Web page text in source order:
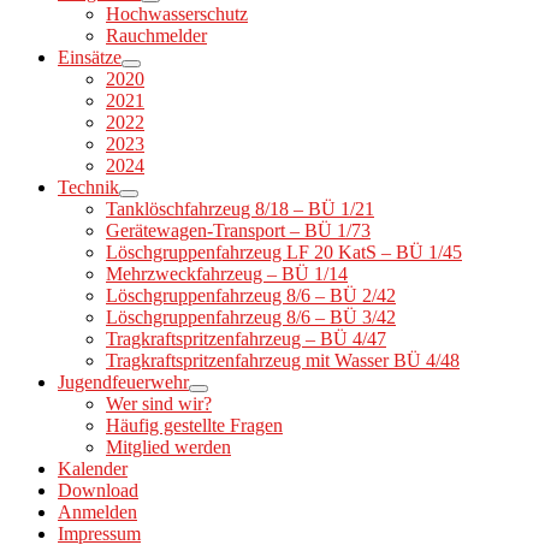
Hochwasserschutz
Rauchmelder
Einsätze
2020
2021
2022
2023
2024
Technik
Tanklöschfahrzeug 8/18 – BÜ 1/21
Gerätewagen-Transport – BÜ 1/73
Löschgruppenfahrzeug LF 20 KatS – BÜ 1/45
Mehrzweckfahrzeug – BÜ 1/14
Löschgruppenfahrzeug 8/6 – BÜ 2/42
Löschgruppenfahrzeug 8/6 – BÜ 3/42
Tragkraftspritzenfahrzeug – BÜ 4/47
Tragkraftspritzenfahrzeug mit Wasser BÜ 4/48
Jugendfeuerwehr
Wer sind wir?
Häufig gestellte Fragen
Mitglied werden
Kalender
Download
Anmelden
Impressum